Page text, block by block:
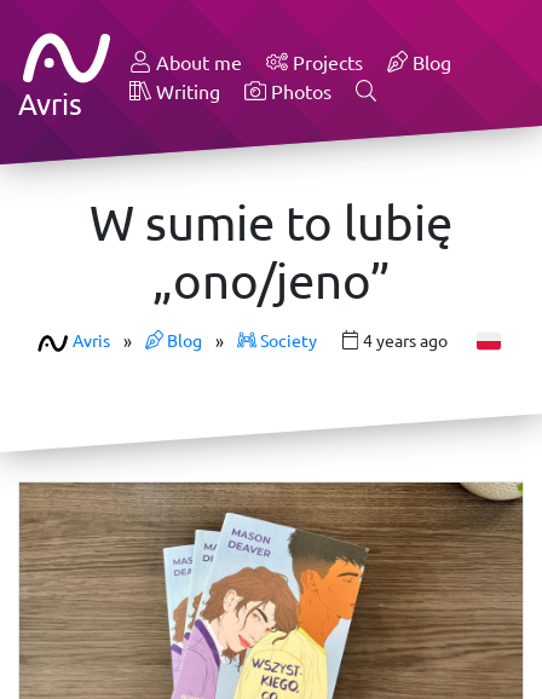
Avris
About me Projects
Blog
Writing
Photos
W sumie to lubię
„ono/jeno”
Avris » Blog » Society 4 years ago